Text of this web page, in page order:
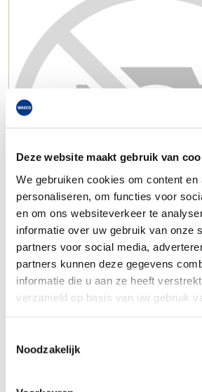
Deze website maakt gebruik van
We gebruiken cookies om content en
personaliseren, om functies voor
en om ons websiteverkeer te
informatie over uw gebruik van onze
partners voor social media,
partners kunnen deze gegevens
informatie die u aan ze heeft
verzameld op basis van uw gebruik
Noodzakelijk